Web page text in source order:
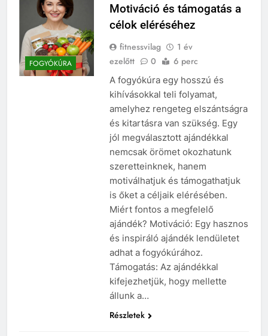
FOGYÓKÚRA
Motiváció és támogatás a
célok eléréséhez
fitnessvilag
1 év
ezelőtt
0 6 perc
A fogyókúra egy hosszú és
kihívásokkal teli folyamat,
amelyhez rengeteg elszántságra
és kitartásra van szükség. Egy
jól megválasztott ajándékkal
nemcsak örömet okozhatunk
szeretteinknek, hanem
motiválhatjuk és támogathatjuk
is őket a céljaik elérésében.
Miért fontos a megfelelő
ajándék? Motiváció: Egy hasznos
és inspiráló ajándék lendületet
adhat a fogyókúrához.
Támogatás: Az ajándékkal
kifejezhetjük, hogy mellette
állunk a…
Részletek